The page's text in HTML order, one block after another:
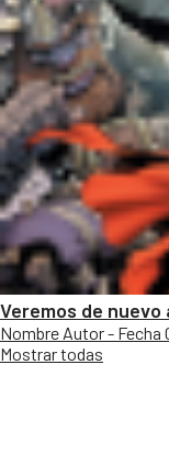
Veremos de nuevo
Nombre Autor -
Mostrar todas